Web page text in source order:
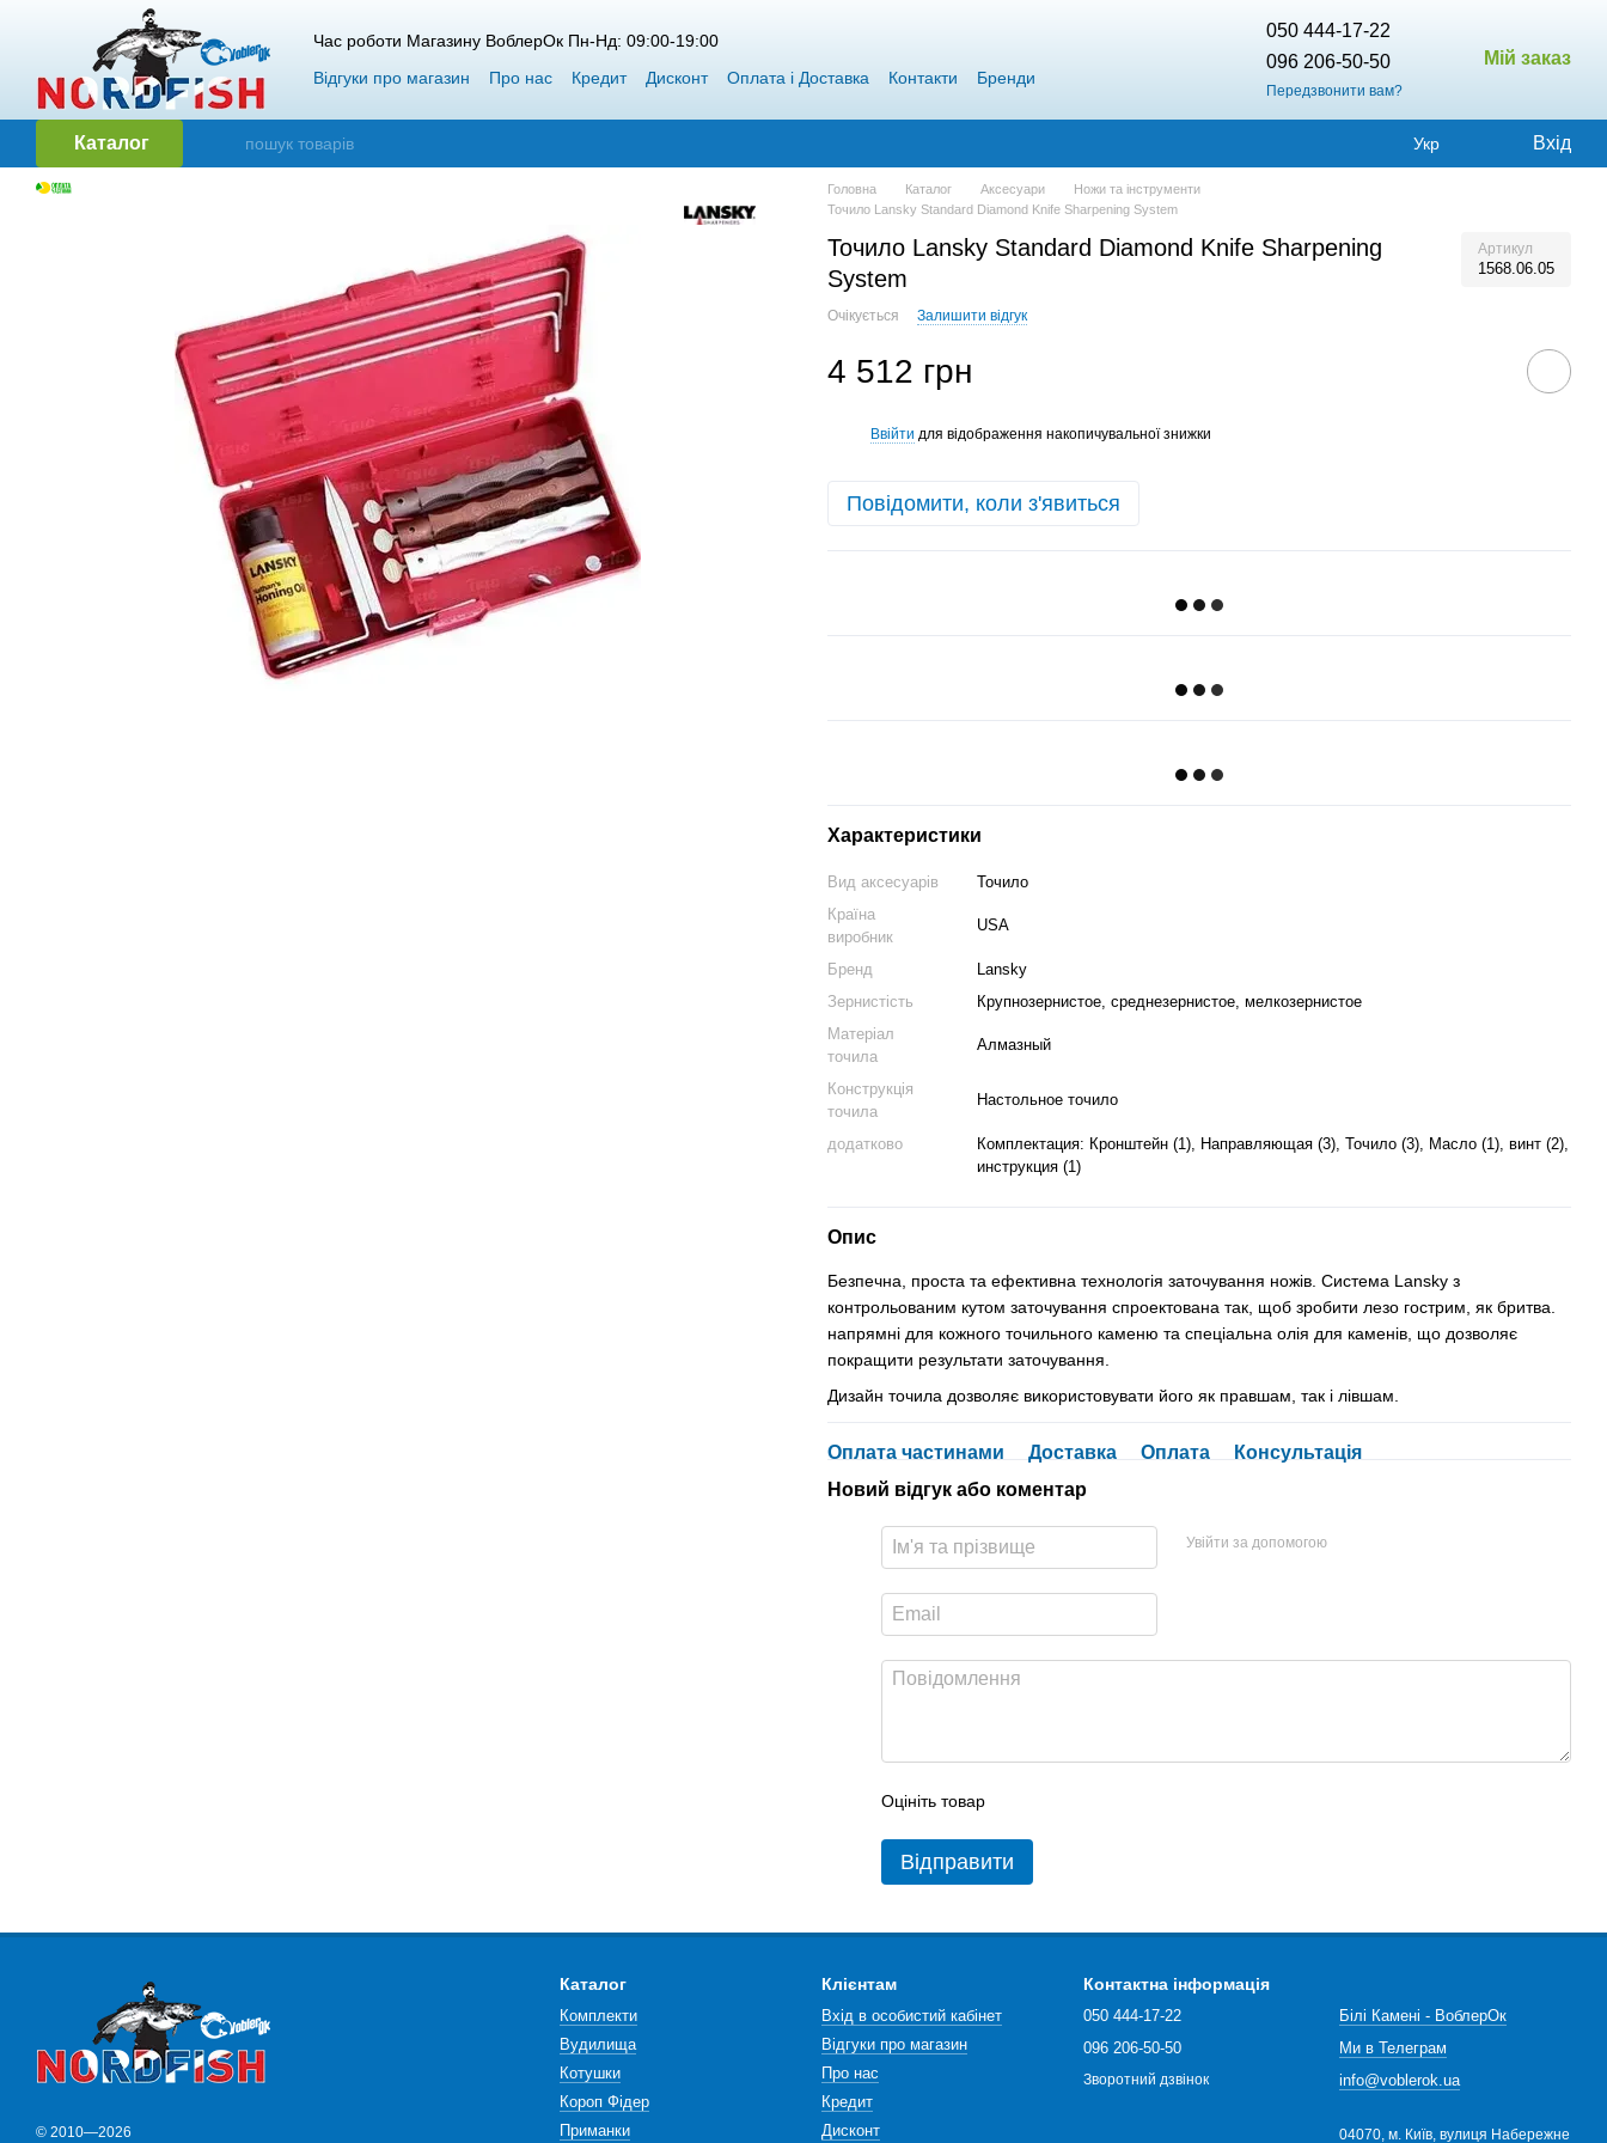
Перейти до основного контенту
Час роботи Магазину ВоблерОк Пн-Нд: 09:00-19:00
Відгуки про магазин
Про нас Кредит Дисконт Оплата і Доставка Контакти
Бренди
050 444-17-22
096 206-50-50
Передзвонити вам?
Мій заказ
Каталог Укр Вхід
Головна Каталог Аксесуари
Ножи та інструменти
Точило Lansky Standard Diamond Knife Sharpening System
Точило Lansky Standard Diamond Knife Sharpening
System
Артикул
1568.06.05
Очікується Залишити відгук
4 512 грн
Ввійти для відображення накопичувальної знижки
Повідомити, коли з'явиться
Характеристики
Вид аксесуарів
Точило
Країна
виробник
USA
Бренд
Lansky
Зернистість
Крупнозернистое, среднезернистое, мелкозернистое
Матеріал
точила
Алмазный
Конструкція
точила
Настольное точило
додатково
Комплектация: Кронштейн (1), Направляющая (3), Точило (3), Масло (1), винт (2),
инструкция (1)
Опис
Безпечна, проста та ефективна технологія заточування ножів. Система Lansky з
контрольованим кутом заточування спроектована так, щоб зробити лезо гострим, як бритва.
напрямні для кожного точильного каменю та спеціальна олія для каменів, що дозволяє
покращити результати заточування.
Дизайн точила дозволяє використовувати його як правшам, так і лівшам.
Оплата частинами Доставка Оплата
Консультація
Новий відгук або коментар
Увійти за допомогою
Оцініть товар
Відправити
© 2010—2026
Каталог
Комплекти
Вудилища
Котушки
Короп Фідер
Приманки
Клієнтам
Вхід в особистий кабінет
Відгуки про магазин
Про нас
Кредит
Дисконт
Контактна інформація
050 444-17-22
096 206-50-50
Зворотний дзвінок
Білі Камені - ВоблерОк
Ми в Телеграм
info@voblerok.ua
04070, м. Київ, вулиця Набережне